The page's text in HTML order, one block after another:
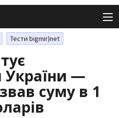
Тести bigmir)net
України —
суму в 1